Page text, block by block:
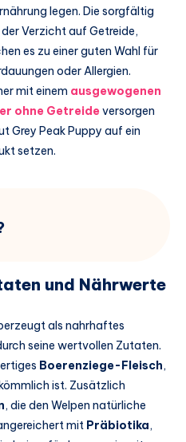
legen. Die sorgfältig
Verzicht auf Getreide,
es zu einer guten Wahl für
oder Allergien.
mit einem ausgewogenen
ohne Getreide versorgen
Grey Peak Puppy auf ein
setzen.
und Nährwerte
als nahrhaftes
seine wertvollen Zutaten.
Boerenziege-Fleisch,
ist. Zusätzlich
, die den Welpen natürliche
mit Präbiotika,